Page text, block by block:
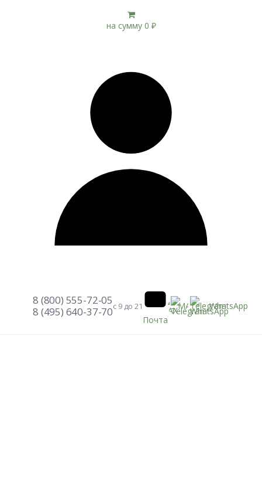
на сумму 0 ₽
8 (800) 555-72-05
8 (495) 640-37-70с 9 до 21
Почта
MAXTelegramWhatsApp